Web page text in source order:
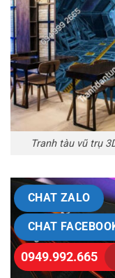
Tranh tàu vũ trụ
CHAT ZALO
CHAT
0949.992.665